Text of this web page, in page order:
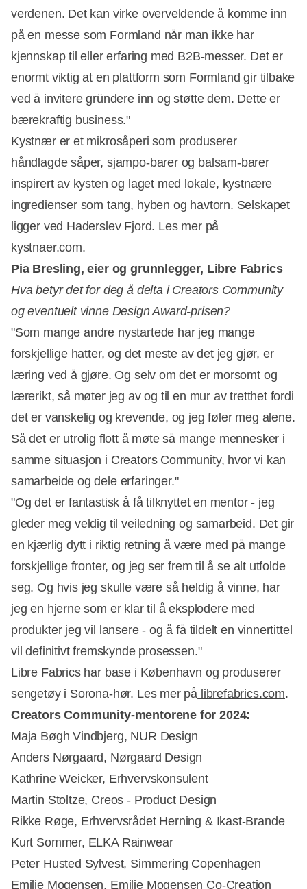
verdenen. Det kan virke overveldende å komme inn
på en messe som Formland når man ikke har
kjennskap til eller erfaring med B2B-messer. Det er
enormt viktig at en plattform som Formland gir tilbake
ved å invitere gründere inn og støtte dem. Dette er
bærekraftig business."
Kystnær er et mikrosåperi som produserer
håndlagde såper, sjampo-barer og balsam-barer
inspirert av kysten og laget med lokale, kystnære
ingredienser som tang, hyben og havtorn. Selskapet
ligger ved Haderslev Fjord. Les mer på
kystnaer.com.
Pia Bresling, eier og grunnlegger, Libre Fabrics
Hva betyr det for deg å delta i Creators Community
og eventuelt vinne Design Award-prisen?
"Som mange andre nystartede har jeg mange
forskjellige hatter, og det meste av det jeg gjør, er
læring ved å gjøre. Og selv om det er morsomt og
lærerikt, så møter jeg av og til en mur av tretthet fordi
det er vanskelig og krevende, og jeg føler meg alene.
Så det er utrolig flott å møte så mange mennesker i
samme situasjon i Creators Community, hvor vi kan
samarbeide og dele erfaringer."
"Og det er fantastisk å få tilknyttet en mentor - jeg
gleder meg veldig til veiledning og samarbeid. Det gir
en kjærlig dytt i riktig retning å være med på mange
forskjellige fronter, og jeg ser frem til å se alt utfolde
seg. Og hvis jeg skulle være så heldig å vinne, har
jeg en hjerne som er klar til å eksplodere med
produkter jeg vil lansere - og å få tildelt en vinnertittel
vil definitivt fremskynde prosessen."
Libre Fabrics har base i København og produserer
sengetøy i Sorona-hør. Les mer på librefabrics.com.
Creators Community-mentorene for 2024:
Maja Bøgh Vindbjerg, NUR Design
Anders Nørgaard, Nørgaard Design
Kathrine Weicker, Erhvervskonsulent
Martin Stoltze, Creos - Product Design
Rikke Røge, Erhvervsrådet Herning & Ikast-Brande
Kurt Sommer, ELKA Rainwear
Peter Husted Sylvest, Simmering Copenhagen
Emilie Mogensen, Emilie Mogensen Co-Creation